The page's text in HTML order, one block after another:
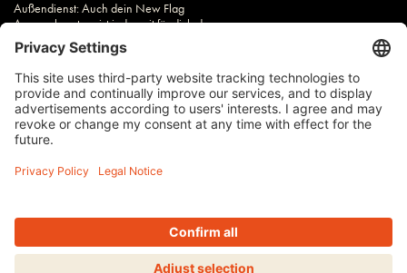
Außendienst: Auch dein New Flag
Ansprechpartner ist jederzeit für dich da.
Alle Preise zzgl. Steuern und Versandkosten, wenn nicht anders
beschrieben.
Datenschutz